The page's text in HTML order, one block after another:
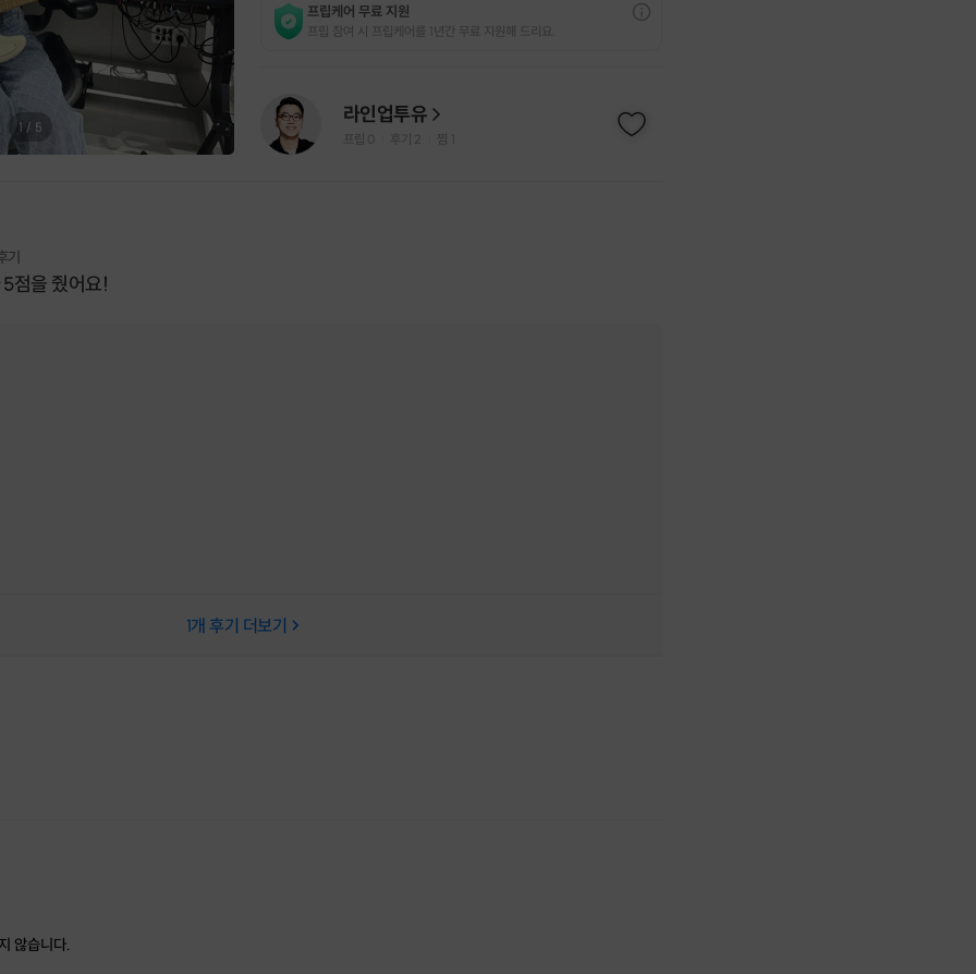
1 / 5
프립케어 무료 지원
프립 참여 시 프립케어를 1년간 무료 지원해 드리요.
라인업투유
프립 0 후기 2 찜
기
점을 줬어요!
1개 후기 더보기
않습니다.